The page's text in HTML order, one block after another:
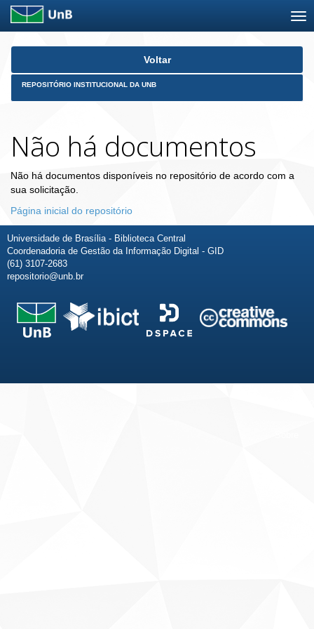
Skip
Voltar
REPOSITÓRIO INSTITUCIONAL DA UNB
Não há documentos
Não há documentos disponíveis no repositório de acordo com a
sua solicitação.
Página inicial do repositório
Universidade de Brasília - Biblioteca Central
Coordenadoria de Gestão da Informação Digital - GID
(61) 3107-2683
repositorio@unb.br